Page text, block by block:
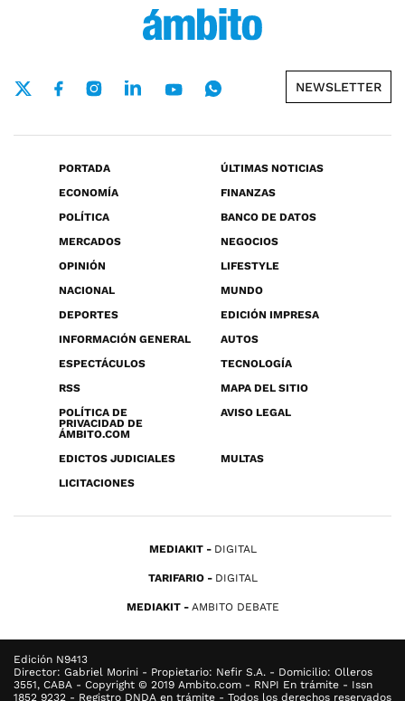
NEWSLETTER
PORTADA
ÚLTIMAS NOTICIAS
ECONOMÍA
FINANZAS
POLÍTICA
BANCO DE DATOS
MERCADOS
NEGOCIOS
OPINIÓN
LIFESTYLE
NACIONAL
MUNDO
DEPORTES
EDICIÓN IMPRESA
INFORMACIÓN GENERAL
AUTOS
ESPECTÁCULOS
TECNOLOGÍA
RSS
MAPA DEL SITIO
POLÍTICA DE
PRIVACIDAD DE
ÁMBITO.COM
AVISO LEGAL
EDICTOS JUDICIALES
MULTAS
LICITACIONES
MEDIAKIT DIGITAL
TARIFARIO DIGITAL
MEDIAKIT AMBITO DEBATE
Edición N9413
Director: Gabriel Morini - Propietario: Nefir S.A. - Domicilio: Olleros
3551, CABA - Copyright © 2019 Ambito.com - RNPI En trámite - Issn
1852 9232 - Registro DNDA en trámite - Todos los derechos reservados